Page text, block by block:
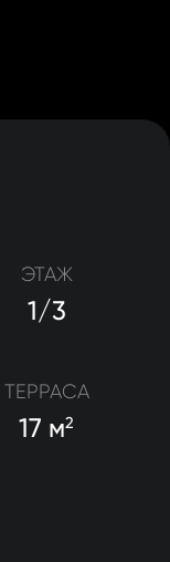
ЭТАЖ
1/3
ТЕРРАСА
17 м2